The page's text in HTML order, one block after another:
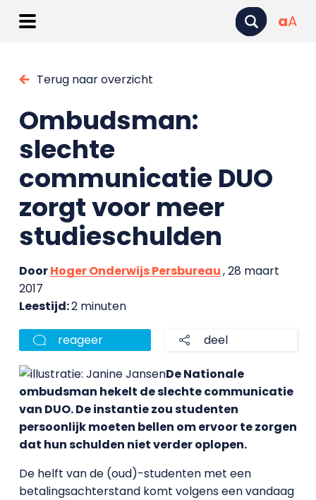
aA
Terug naar overzicht
Ombudsman:
slechte
communicatie DUO
zorgt voor meer
studieschulden
DoorHoger Onderwijs Persbureau, 28 maart
2017
Leestijd:2 minuten
reageer deel
De Nationale
ombudsman hekelt de slechte communicatie
van DUO. De instantie zou studenten
persoonlijk moeten bellen om ervoor te zorgen
dat hun schulden niet verder oplopen.
De helft van de (oud)-studenten met een
betalingsachterstand komt volgens een vandaag